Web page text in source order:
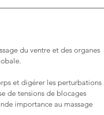
du ventre et des organes
et digérer les perturbations
de tensions de blocages
importance au massage